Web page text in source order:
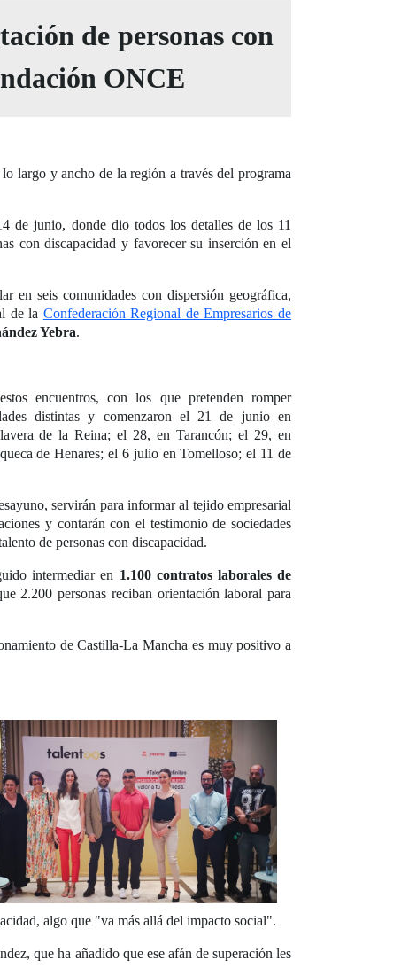
de personas con
ONCE
largo y ancho de la región a través del programa
de junio, donde dio todos los detalles de los 11
con discapacidad y favorecer su inserción en el
en seis comunidades con dispersión geográfica,
de la Confederación Regional de Empresarios de
Yebra.
encuentros, con los que pretenden romper
distintas y comenzaron el 21 de junio en
de la Reina; el 28, en Tarancón; el 29, en
de Henares; el 6 julio en Tomelloso; el 11 de
servirán para informar al tejido empresarial
y contarán con el testimonio de sociedades
de personas con discapacidad.
intermediar en 1.100 contratos laborales de
2.200 personas reciban orientación laboral para
de Castilla-La Mancha es muy positivo a
algo que "va más allá del impacto social".
que ha añadido que ese afán de superación les